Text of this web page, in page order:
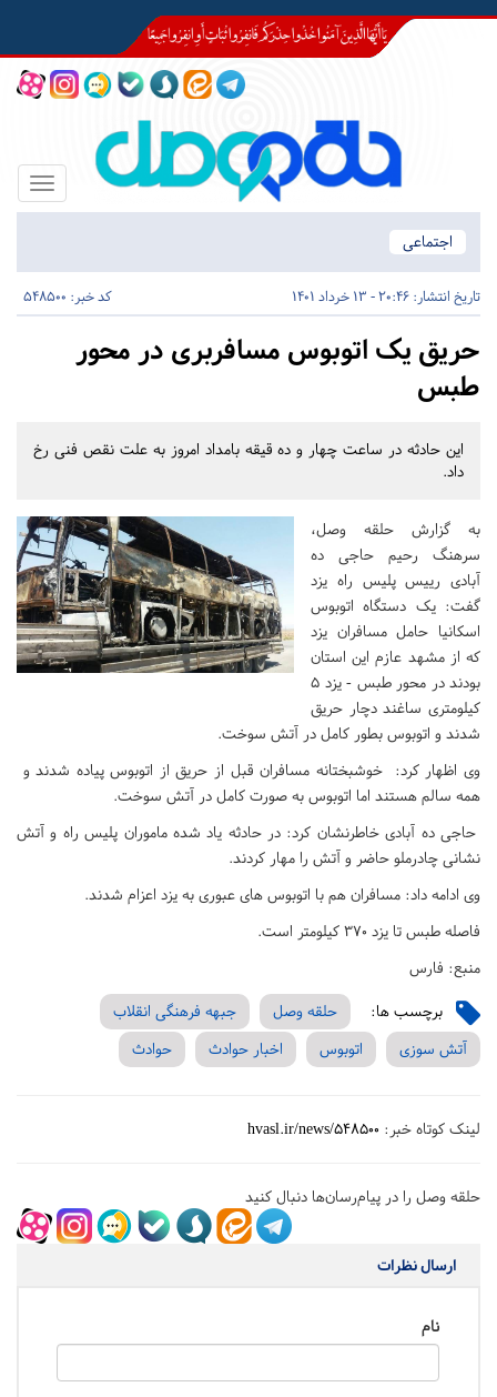
Toggle
اجتماعی
تاریخ انتشار: 20:46 - 13 خرداد 1401 کد خبر: 548500
حریق یک اتوبوس مسافربری در محور
طبس
این حادثه در ساعت چهار و ده قیقه بامداد امروز به علت نقص فنی رخ
داد.
به گزارش حلقه وصل،
سرهنگ رحیم حاجی ده
آبادی رییس پلیس راه یزد
گفت: یک دستگاه اتوبوس
اسکانیا حامل مسافران یزد
که از مشهد عازم این استان
بودند در محور طبس - یزد ۵
کیلومتری ساغند دچار حریق
شدند و اتوبوس بطور کامل در آتش سوخت.
وی اظهار کرد: خوشبختانه مسافران قبل از حریق از اتوبوس پیاده شدند و
همه سالم هستند اما اتوبوس به صورت کامل در آتش سوخت.
حاجی ده آبادی خاطرنشان کرد: در حادثه یاد شده ماموران پلیس راه و آتش
نشانی چادرملو حاضر و آتش را مهار کردند.
وی ادامه داد: مسافران هم با اتوبوس های عبوری به یزد اعزام شدند.
فاصله طبس تا یزد ۳۷۰ کیلومتر است.
منبع: فارس
برچسب ها: حلقه وصل
جبهه فرهنگی انقلاب
آتش سوزی
اتوبوس اخبار حوادث حوادث
لینک کوتاه خبر: hvasl.ir/news/548500
حلقه وصل را در پیام‌رسان‌ها دنبال کنید
ارسال نظرات
نام